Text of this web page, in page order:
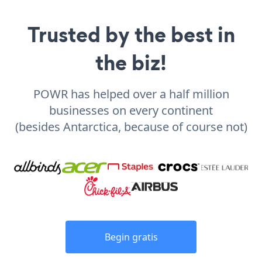
Trusted by the best in
the biz!
POWR has helped over a half million
businesses on every continent
(besides Antarctica, because of course not)
Begin gratis